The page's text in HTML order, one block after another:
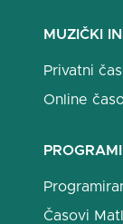
MUZIČKI
Privatni
Online
Časovi